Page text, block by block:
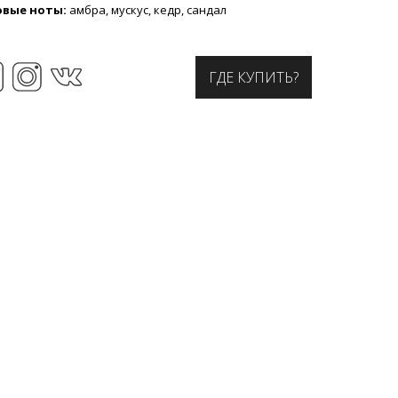
ноты: амбра, мускус, кедр, сандал
ГДЕ КУПИТЬ?